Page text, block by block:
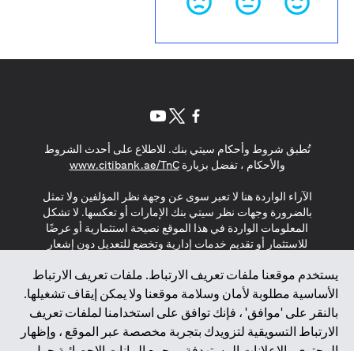
يستخدم موقعنا ملفات تعريف الارتباط. ملفات تعريف الارتباط
الأساسية مطلوبة لأمان وسلامة موقعنا ولا يمكن إيقاف تشغيلها.
بالنقر على 'موافق' ، فإنك توافق على استخدامنا لملفات تعريف
الارتباط التسويقية لتزويدك بتجربة مخصصة عبر الموقع ، وإظهار
تُطبق شروط وأحكام سيتي بنك. للاطلاع على أحدث الشروط
والأحكام ، تفضل بزيارةwww.citibank.ae/TnC
(opens in a new tab)
الآراء الواردة هنا لا تعبر سوى عن وجهة نظر المؤلفين ولا تمثل
بالضرورة وجهات نظر سيتي بنك الإمارات أو تعكسها. لا تشكل
المعلومات الواردة في هذا الموقع نصيحة استثمارية أو عرضًا
للاستثمار أو تقديم خدمات إدارية وتخضع للتعديل دون إشعار
لا يتم تقديم المنتجات والخدمات المذكورة في هذا الموقع للأفراد
المقيمين في الاتحاد الأوروبي أو المنطقة الاقتصادية الأوروبية أو
سويسرا أو غيرنسي أو جيرسي أو موناكو أو سان مارينو أو
الفاتيكان أو جزيرة مان أو المملكة المتحدة أو خصوصية البيانات